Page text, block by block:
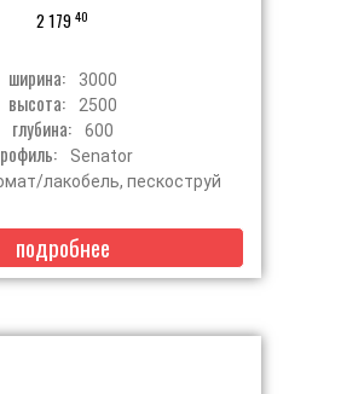
2 17940
ширина: 3000
высота: 2500
глубина: 600
Senator
лакобель, пескоструй
подробнее